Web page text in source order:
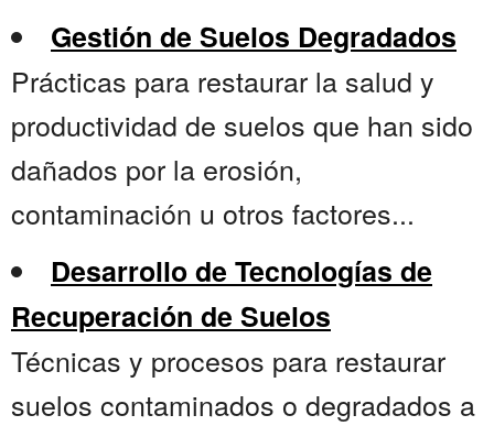
Gestión de Suelos Degradados
Prácticas para restaurar la salud y
productividad de suelos que han sido
dañados por la erosión,
contaminación u otros factores...
Desarrollo de Tecnologías de
Recuperación de Suelos
Técnicas y procesos para restaurar
suelos contaminados o degradados a